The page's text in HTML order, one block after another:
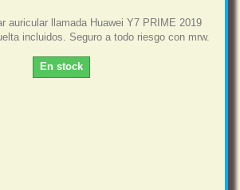
auricular llamada Huawei Y7 PRIME 2019
incluidos. Seguro a todo riesgo con mrw.
En stock